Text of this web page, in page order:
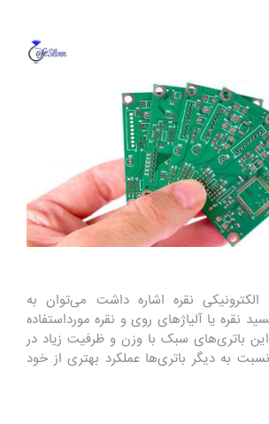
الکترونیکی نقره اشاره داشت می‌توان به
نقره یا آلیاژهای روی و نقره مورداستفاده
باتری‌های سبک با وزن و ظرفیت زیاد در
به دیگر باتری‌ها عملکرد بهتری از خود